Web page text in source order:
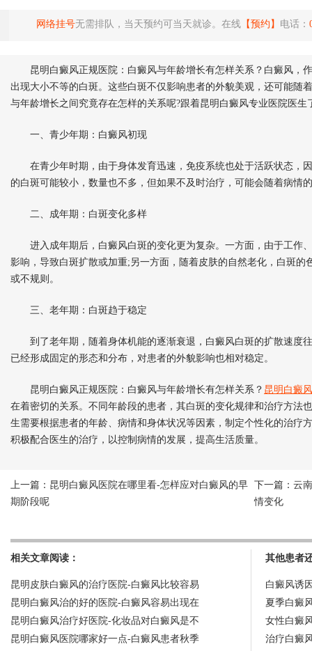
网络挂号无需排队，当天预约可当天就诊。在线 【预约】 电话：
昆明白癜风正规医院：白癜风与年龄增长有怎样关系？白癜风，
出现大小不等的白斑。这些白斑不仅影响患者的外貌美观，还可能随
与年龄增长之间究竟存在怎样的关系呢?跟着昆明白癜风专业医院医生
一、青少年期：白癜风初现
在青少年时期，由于身体发育迅速，免疫系统也处于活跃状态，
的白斑可能较小，数量也不多，但如果不及时治疗，可能会随着病情
二、成年期：白斑变化多样
进入成年期后，白癜风白斑的变化更为复杂。一方面，由于工作
影响，导致白斑扩散或加重;另一方面，随着皮肤的自然老化，白斑的
或不规则。
三、老年期：白斑趋于稳定
到了老年期，随着身体机能的逐渐衰退，白癜风白斑的扩散速度
已经形成固定的形态和分布，对患者的外貌影响也相对稳定。
昆明白癜风正规医院：白癜风与年龄增长有怎样关系？ 昆明白癜
在着密切的关系。不同年龄段的患者，其白斑的变化规律和治疗方法
生需要根据患者的年龄、病情和身体状况等因素，制定个性化的治疗
积极配合医生的治疗，以控制病情的发展，提高生活质量。
上一篇： 昆明白癜风医院在哪里看-怎样应对白癜风的早
期阶段呢
下一篇： 云
情变化
相关文章阅读：
昆明皮肤白癜风的治疗医院-白癜风比较容易
昆明白癜风治的好的医院-白癜风容易出现在
昆明白癜风治疗好医院-化妆品对白癜风是不
昆明白癜风医院哪家好一点-白癜风患者秋季
其他患者
白癜风诱
夏季白癜
女性白癜
治疗白癜